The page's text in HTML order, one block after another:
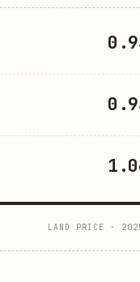
LAND PRICE ·